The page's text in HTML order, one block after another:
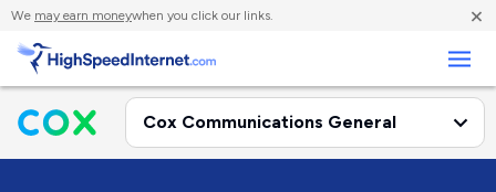
We may earn moneywhen you click our links. ×